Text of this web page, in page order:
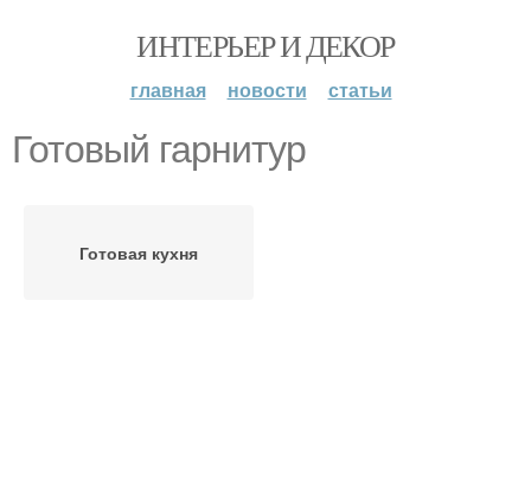
ИНТЕРЬЕР И ДЕКОР
главная новости статьи
Готовый гарнитур
Готовая кухня